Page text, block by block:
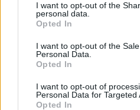
I want to opt-out of the
personal data.
Opted In
I want to opt-out of the
Personal Data.
Opted In
I want to opt-out of
Personal Data for Targeted
Opted In